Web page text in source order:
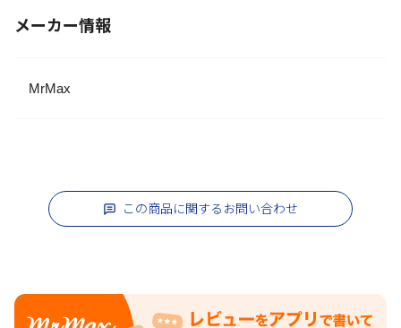
メーカー情報
MrMax
この商品に関するお問い合わせ